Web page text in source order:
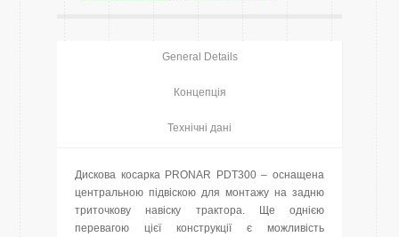
General Details
Концепція
Технічні дані
Дискова косарка PRONAR PDT300 – оснащена
центральною підвіскою для монтажу на задню
триточкову навіску трактора. Ще однією
перевагою цієї конструкції є можливість